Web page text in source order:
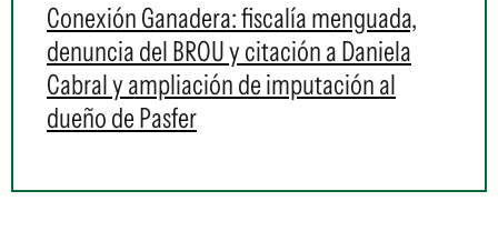
Conexión Ganadera: fiscalía menguada,
denuncia del BROU y citación a Daniela
Cabral y ampliación de imputación al
dueño de Pasfer